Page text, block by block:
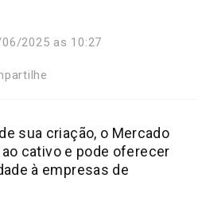
2025 as 10:27
sua criação, o Mercado
cativo e pode oferecer
à empresas de